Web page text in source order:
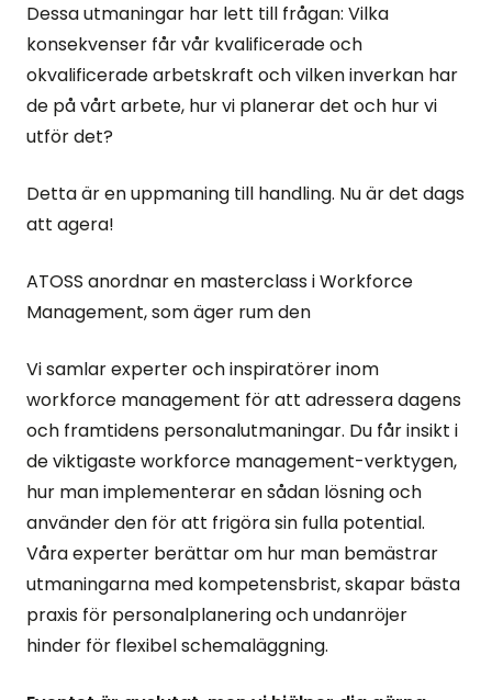
Dessa utmaningar har lett till frågan: Vilka
konsekvenser får vår kvalificerade och
okvalificerade arbetskraft och vilken inverkan har
de på vårt arbete, hur vi planerar det och hur vi
utför det?
Detta är en uppmaning till handling. Nu är det dags
att agera!
ATOSS anordnar en masterclass i Workforce
Management, som äger rum den
Vi samlar experter och inspiratörer inom
workforce management för att adressera dagens
och framtidens personalutmaningar. Du får insikt i
de viktigaste workforce management-verktygen,
hur man implementerar en sådan lösning och
använder den för att frigöra sin fulla potential.
Våra experter berättar om hur man bemästrar
utmaningarna med kompetensbrist, skapar bästa
praxis för personalplanering och undanröjer
hinder för flexibel schemaläggning.